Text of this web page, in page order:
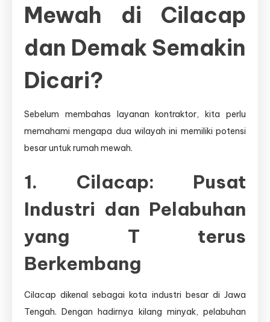
Mewah di Cilacap
dan Demak Semakin
Dicari?
Sebelum membahas layanan kontraktor, kita perlu
memahami mengapa dua wilayah ini memiliki potensi
besar untuk rumah mewah.
1. Cilacap: Pusat
Industri dan Pelabuhan
yang T terus
Berkembang
Cilacap dikenal sebagai kota industri besar di Jawa
Tengah. Dengan hadirnya kilang minyak, pelabuhan